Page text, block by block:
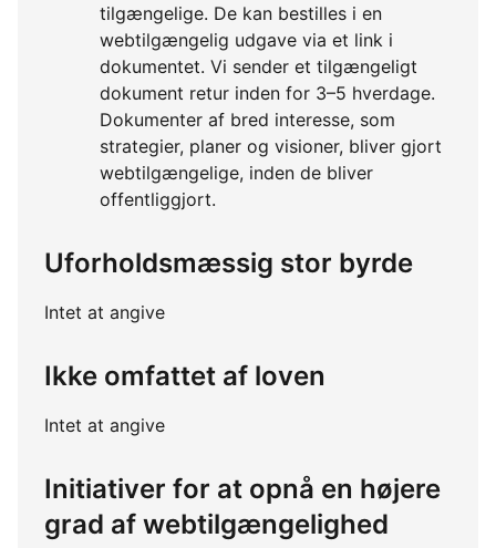
tilgængelige. De kan bestilles i en
webtilgængelig udgave via et link i
dokumentet. Vi sender et tilgængeligt
dokument retur inden for 3–5 hverdage.
Dokumenter af bred interesse, som
strategier, planer og visioner, bliver gjort
webtilgængelige, inden de bliver
offentliggjort.
Uforholdsmæssig stor byrde
Intet at angive
Ikke omfattet af loven
Intet at angive
Initiativer for at opnå en højere
grad af webtilgængelighed